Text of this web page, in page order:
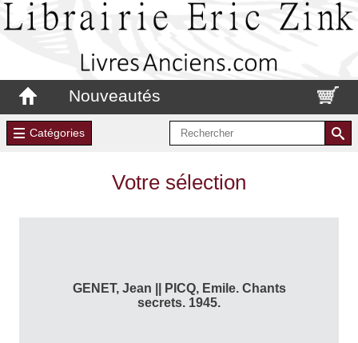
Nouveautés
Catégories
Votre sélection
GENET, Jean || PICQ, Emile. Chants
secrets. 1945.